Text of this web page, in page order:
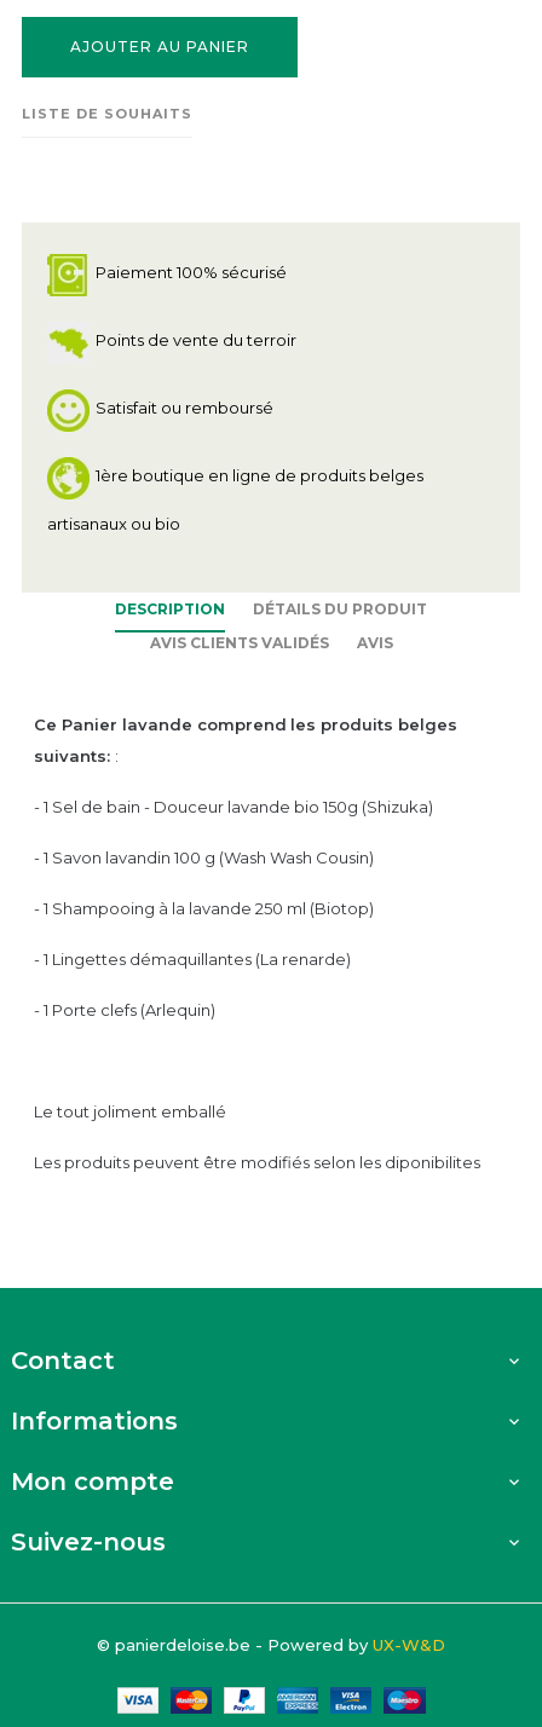
AJOUTER AU PANIER
LISTE DE SOUHAITS
Paiement 100% sécurisé
Points de vente du terroir
Satisfait ou remboursé
1ère boutique en ligne de produits belges
artisanaux ou bio
DESCRIPTION
DÉTAILS DU PRODUIT
AVIS CLIENTS VALIDÉS
AVIS
Ce Panier lavande comprend les produits belges
suivants: :
- 1 Sel de bain - Douceur lavande bio 150g (Shizuka)
- 1 Savon lavandin 100 g (Wash Wash Cousin)
- 1 Shampooing à la lavande 250 ml (Biotop)
- 1 Lingettes démaquillantes (La renarde)
- 1 Porte clefs (Arlequin)
Le tout joliment emballé
Les produits peuvent être modifiés selon les diponibilites
Contact 
Informations 
Mon compte 
Suivez-nous 
© panierdeloise.be - Powered by UX-W&D